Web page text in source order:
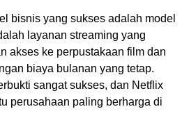
bisnis yang sukses adalah model
layanan streaming yang
akses ke perpustakaan film dan
biaya bulanan yang tetap.
sangat sukses, dan Netflix
perusahaan paling berharga di